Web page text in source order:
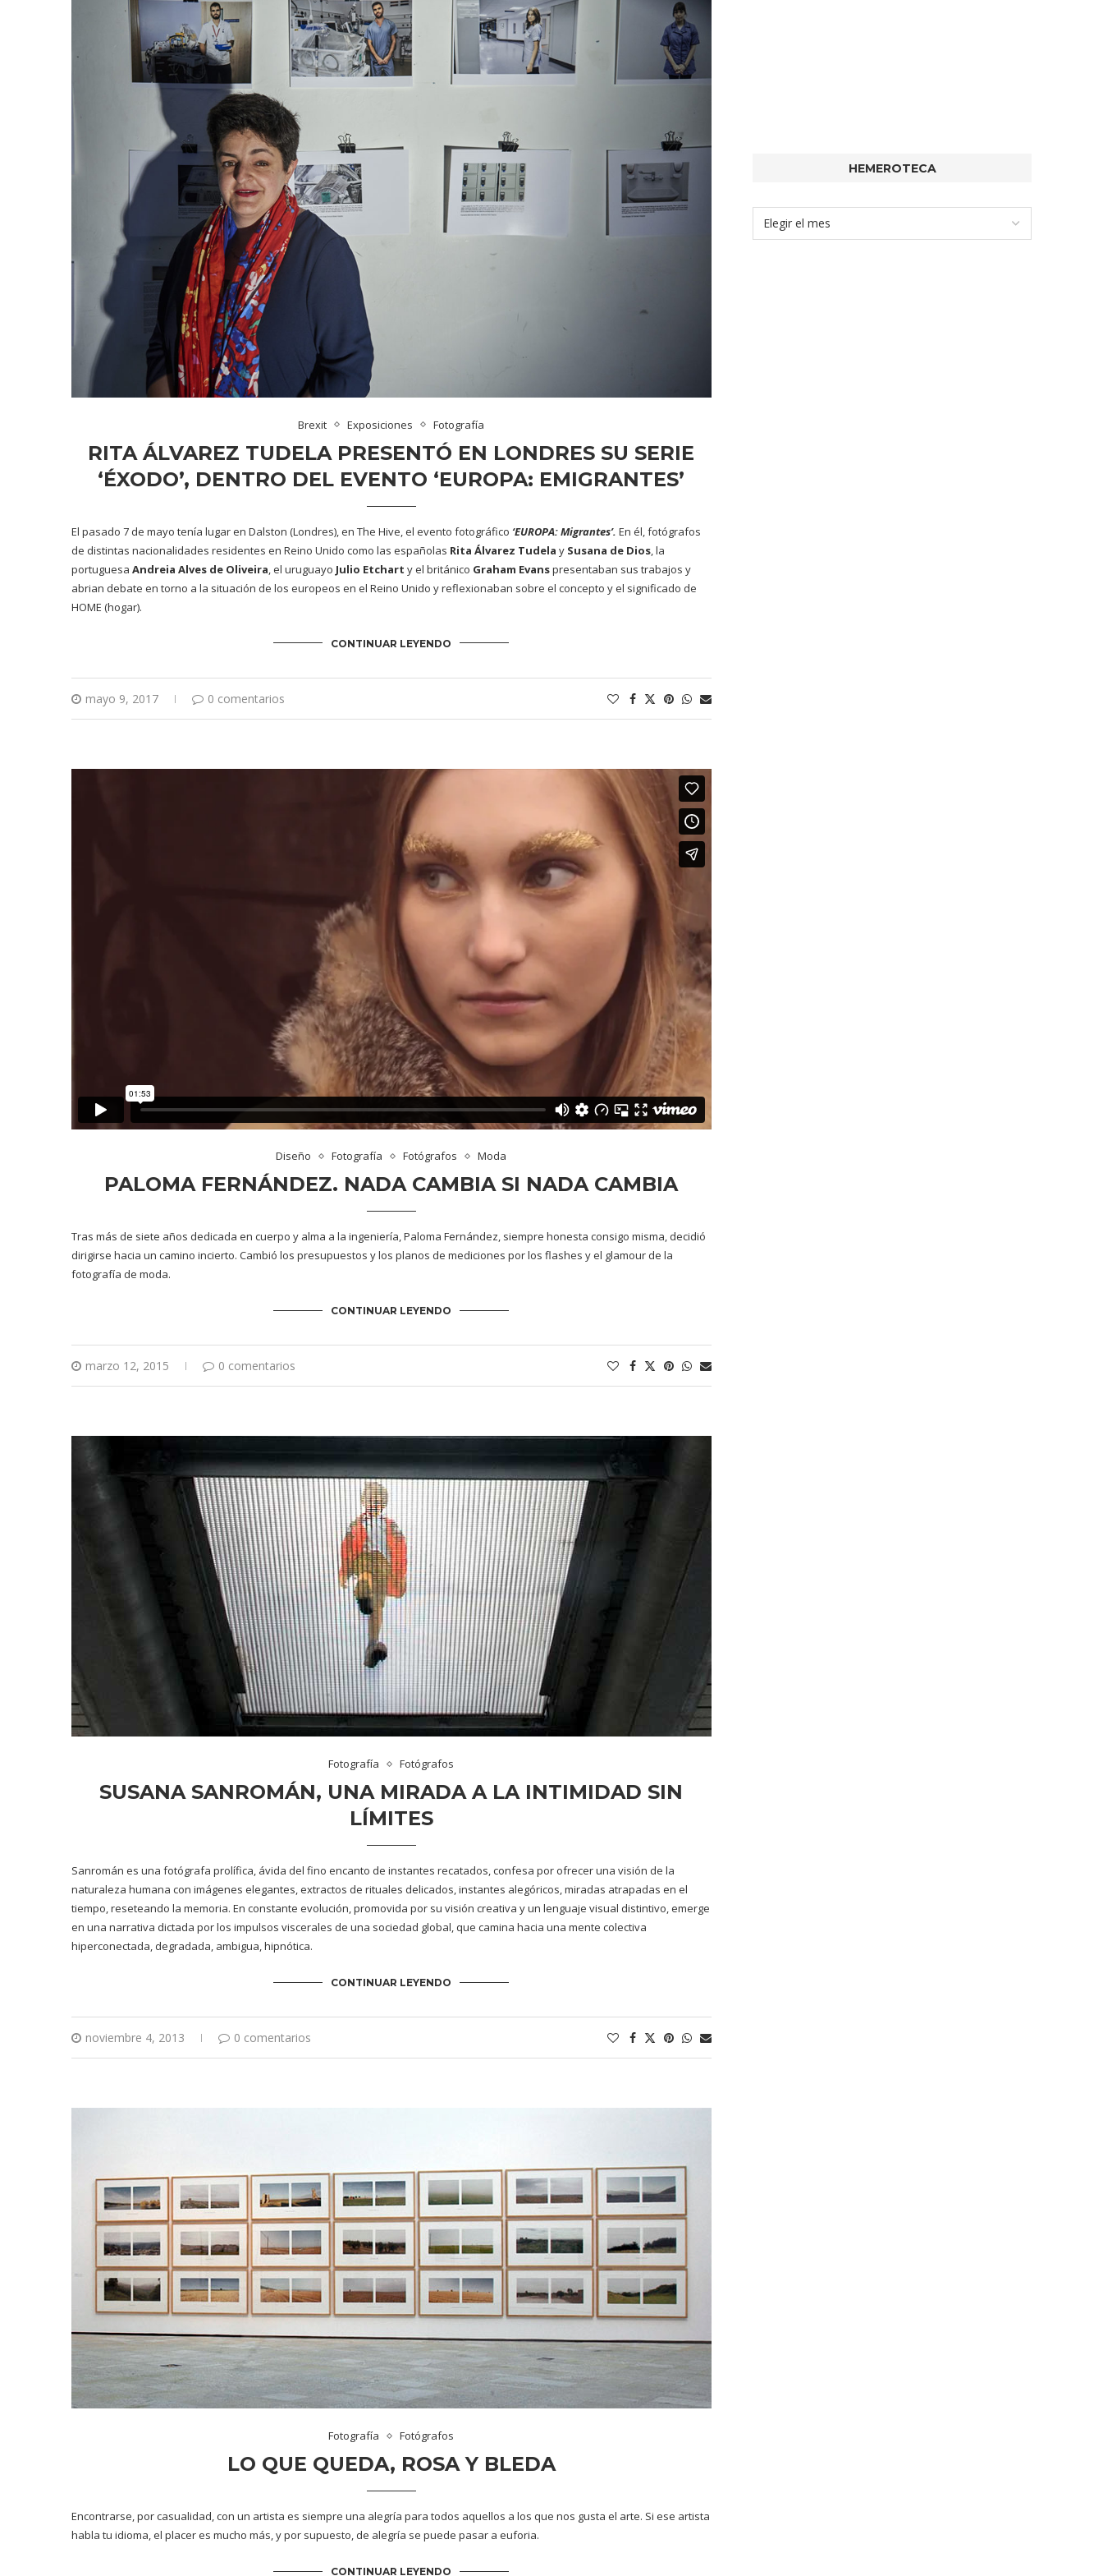
Brexit Exposiciones Fotografía
RITA ÁLVAREZ TUDELA PRESENTÓ EN LONDRES SU SERIE
‘ÉXODO’, DENTRO DEL EVENTO ‘EUROPA: EMIGRANTES’
El pasado 7 de mayo tenía lugar en Dalston (Londres), en The Hive, el evento fotográfico ‘EUROPA: Migrantes’. En él, fotógrafos
de distintas nacionalidades residentes en Reino Unido como las españolas Rita Álvarez Tudela y Susana de Dios, la
portuguesa Andreia Alves de Oliveira, el uruguayo Julio Etchart y el británico Graham Evanspresentaban sus trabajos y
abrian debate en torno a la situación de los europeos en el Reino Unido y reflexionaban sobre el concepto y el significado de
HOME (hogar).
CONTINUAR LEYENDO
mayo 9, 2017 0 comentarios
Diseño Fotografía Fotógrafos Moda
PALOMA FERNÁNDEZ. NADA CAMBIA SI NADA CAMBIA
Tras más de siete años dedicada en cuerpo y alma a la ingeniería, Paloma Fernández, siempre honesta consigo misma, decidió
dirigirse hacia un camino incierto. Cambió los presupuestos y los planos de mediciones por los flashes y el glamour de la
fotografía de moda.
CONTINUAR LEYENDO
marzo 12, 2015 0 comentarios
Fotografía Fotógrafos
SUSANA SANROMÁN, UNA MIRADA A LA INTIMIDAD SIN
LÍMITES
Sanromán es una fotógrafa prolífica, ávida del fino encanto de instantes recatados, confesa por ofrecer una visión de la
naturaleza humana con imágenes elegantes, extractos de rituales delicados, instantes alegóricos, miradas atrapadas en el
tiempo, reseteando la memoria. En constante evolución, promovida por su visión creativa y un lenguaje visual distintivo, emerge
en una narrativa dictada por los impulsos viscerales de una sociedad global, que camina hacia una mente colectiva
hiperconectada, degradada, ambigua, hipnótica.
CONTINUAR LEYENDO
noviembre 4, 2013 0 comentarios
Fotografía Fotógrafos
LO QUE QUEDA, ROSA Y BLEDA
Encontrarse, por casualidad, con un artista es siempre una alegría para todos aquellos a los que nos gusta el arte. Si ese artista
habla tu idioma, el placer es mucho más, y por supuesto, de alegría se puede pasar a euforia.
CONTINUAR LEYENDO
HEMEROTECA